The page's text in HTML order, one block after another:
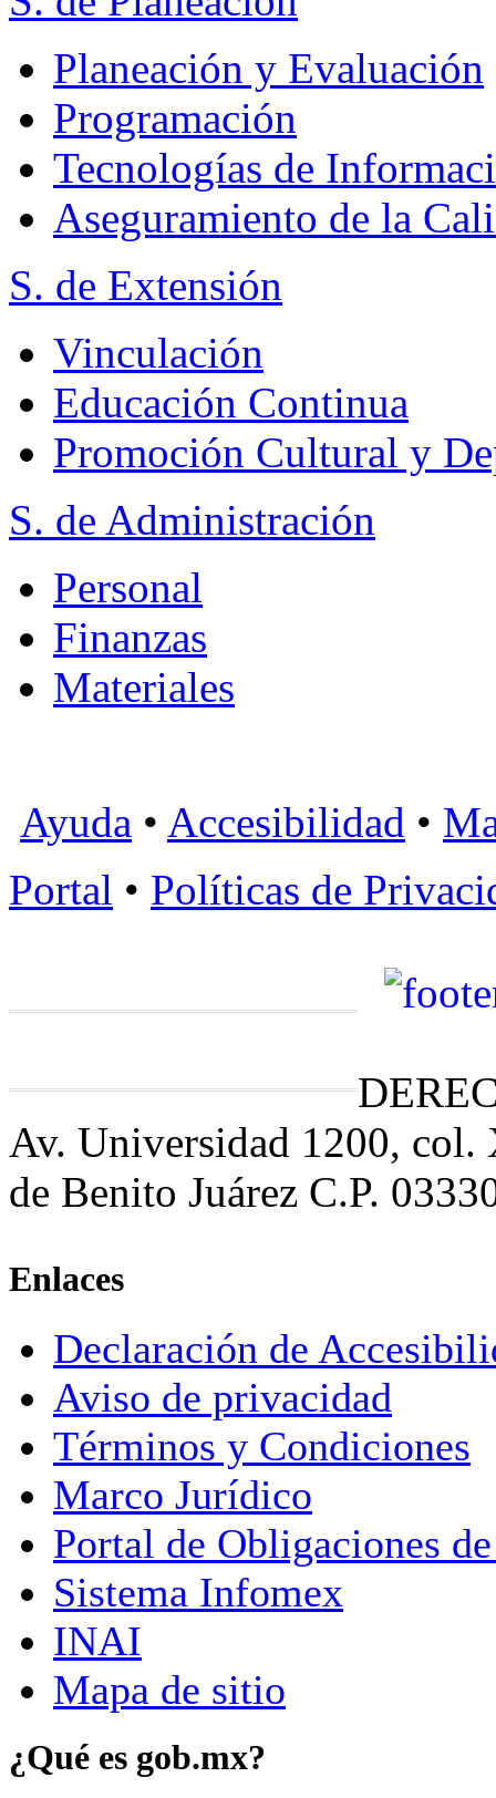
Planeación y Evaluación
Programación
Tecnologías de
Aseguramiento de la
S. de Extensión
Vinculación
Educación Continua
Promoción Cultural y
S. de Administración
Personal
Finanzas
Materiales
Ayuda • Accesibilidad •
Portal • Políticas de
Av. Universidad 1200,
de Benito Juárez C.P.
Enlaces
Declaración de
Aviso de privacidad
Términos y Condiciones
Marco Jurídico
Portal de Obligaciones
Sistema Infomex
INAI
Mapa de sitio
¿Qué es gob.mx?